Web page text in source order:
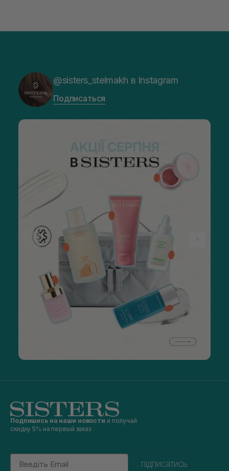
@sisters_stelmakh в Instagram
Подписаться
Подпишись на наши новости и получай
скидку 5% на первый заказ
Email
підписатись